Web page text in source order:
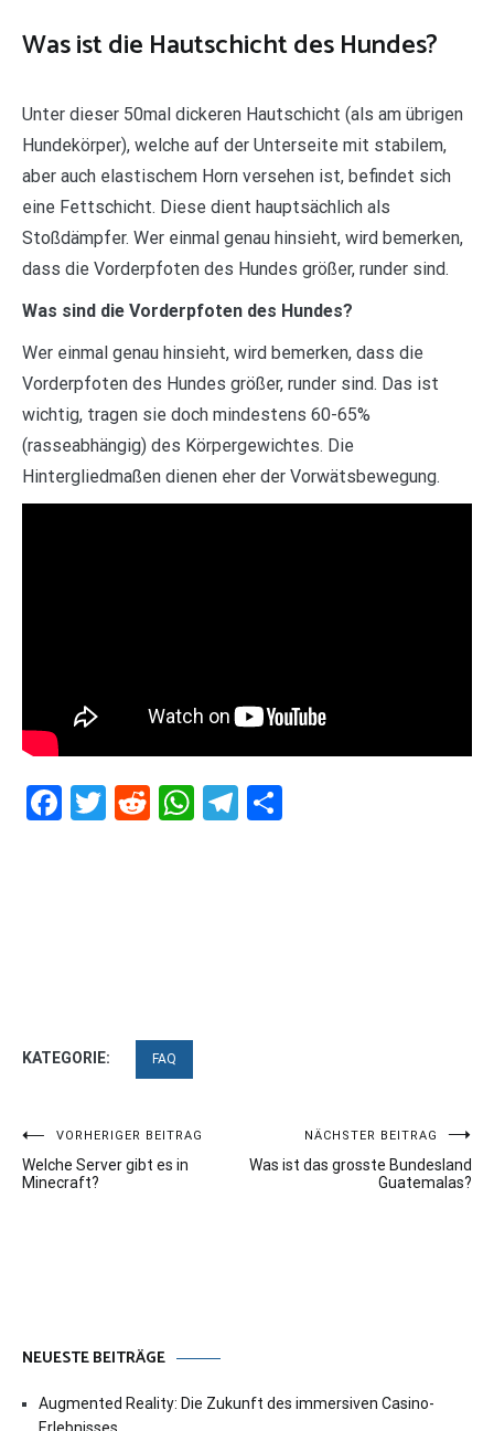
Was ist die Hautschicht des Hundes?
Unter dieser 50mal dickeren Hautschicht (als am übrigen
Hundekörper), welche auf der Unterseite mit stabilem,
aber auch elastischem Horn versehen ist, befindet sich
eine Fettschicht. Diese dient hauptsächlich als
Stoßdämpfer. Wer einmal genau hinsieht, wird bemerken,
dass die Vorderpfoten des Hundes größer, runder sind.
Was sind die Vorderpfoten des Hundes?
Wer einmal genau hinsieht, wird bemerken, dass die
Vorderpfoten des Hundes größer, runder sind. Das ist
wichtig, tragen sie doch mindestens 60-65%
(rasseabhängig) des Körpergewichtes. Die
Hintergliedmaßen dienen eher der Vorwätsbewegung.
Facebook
Twitter
RedditWhatsApp
Telegram
KATEGORIE: FAQ
Beitragsnavigation
VORHERIGER BEITRAG
Welche Server gibt es in
Minecraft?
NÄCHSTER BEITRAG
Was ist das grosste Bundesland
Guatemalas?
NEUESTE BEITRÄGE
Augmented Reality: Die Zukunft des immersiven Casino-